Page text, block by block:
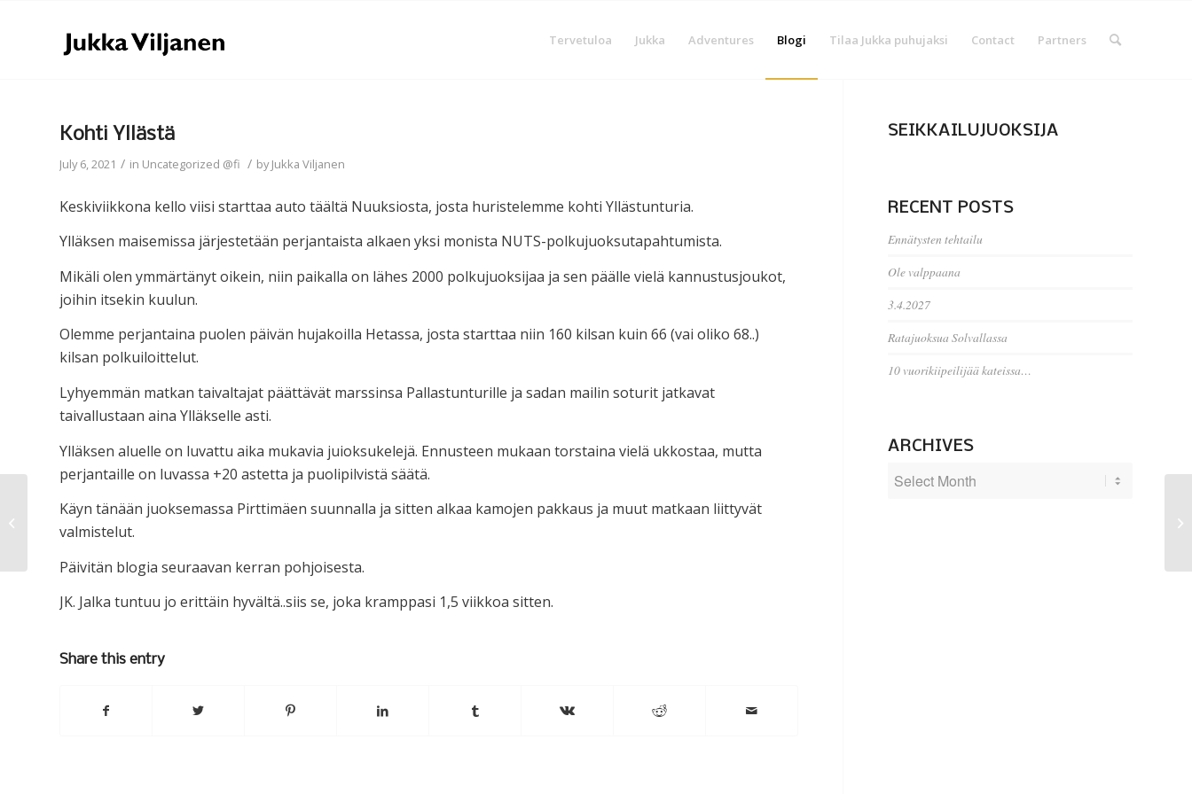
Tervetuloa Jukka Adventures Blogi Tilaa Jukka puhujaksi Contact Partners
Kohti Yllästä
July 6, 2021 / in Uncategorized @fi / byJukka Viljanen
Keskiviikkona kello viisi starttaa auto täältä Nuuksiosta, josta huristelemme kohti Yllästunturia.
Ylläksen maisemissa järjestetään perjantaista alkaen yksi monista NUTS-polkujuoksutapahtumista.
Mikäli olen ymmärtänyt oikein, niin paikalla on lähes 2000 polkujuoksijaa ja sen päälle vielä kannustusjoukot,
joihin itsekin kuulun.
Olemme perjantaina puolen päivän hujakoilla Hetassa, josta starttaa niin 160 kilsan kuin 66 (vai oliko 68..)
kilsan polkuiloittelut.
Lyhyemmän matkan taivaltajat päättävät marssinsa Pallastunturille ja sadan mailin soturit jatkavat
taivallustaan aina Ylläkselle asti.
Ylläksen aluelle on luvattu aika mukavia juioksukelejä. Ennusteen mukaan torstaina vielä ukkostaa, mutta
perjantaille on luvassa +20 astetta ja puolipilvistä säätä.
Käyn tänään juoksemassa Pirttimäen suunnalla ja sitten alkaa kamojen pakkaus ja muut matkaan liittyvät
valmistelut.
Päivitän blogia seuraavan kerran pohjoisesta.
JK. Jalka tuntuu jo erittäin hyvältä..siis se, joka kramppasi 1,5 viikkoa sitten.
Share this entry
SEIKKAILUJUOKSIJA
RECENT POSTS
Ennätysten tehtailu
Ole valppaana
3.4.2027
Ratajuoksua Solvallassa
10 vuorikiipeilijää kateissa…
ARCHIVES
Hymyilevä Hannes